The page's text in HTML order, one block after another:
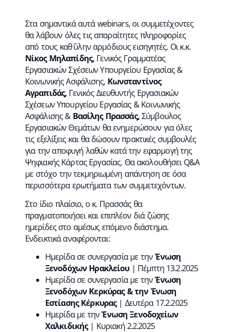
Στα σημαντικά αυτά webinars, οι συμμετέχοντες
θα λάβουν όλες τις απαραίτητες πληροφορίες
από τους καθ΄ ύλην αρμόδιους εισηγητές. Οι κ.κ.
Νίκος Μηλαπίδης, Γενικός Γραμματέας
Εργασιακών Σχέσεων Υπουργείου Εργασίας &
Κοινωνικής Ασφάλισης, Κωνσταντίνος
Αγραπιδάς, Γενικός Διευθυντής Εργασιακών
Σχέσεων Υπουργείου Εργασίας & Κοινωνικής
Ασφάλισης & Βασίλης Πρασσάς,Σύμβουλος
Εργασιακών Θεμάτων θα ενημερώσουν για όλες
τις εξελίξεις και θα δώσουν πρακτικές συμβουλές
για την αποφυγή λαθών κατά την εφαρμογή της
Ψηφιακής Κάρτας Εργασίας. Θα ακολουθήσει Q&A
με στόχο την τεκμηριωμένη απάντηση σε όσα
περισσότερα ερωτήματα των συμμετεχόντων.
Στο ίδιο πλαίσιο, ο κ. Πρασσάς θα
πραγματοποιήσει και επιπλέον διά ζώσης
ημερίδες στο αμέσως επόμενο διάστημα.
Ενδεικτικά αναφέρονται:
Ημερίδα σε συνεργασία με τηνΈνωση
Ξενοδόχων Ηρακλείου | Πέμπτη 13.2.2025
Ημερίδα σε συνεργασία με τηνΈνωση
Ξενοδόχων Κερκύρας & την Ένωση
Εστίασης Κέρκυρας| Δευτέρα 17.2.2025
Ημερίδα με τηνΈνωση Ξενοδοχείων
Χαλκιδικής| Κυριακή 2.2.2025